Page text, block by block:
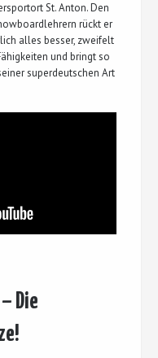
St. Anton. Den
rückt er
alles besser, zweifelt
und bringt so
superdeutschen Art
Die